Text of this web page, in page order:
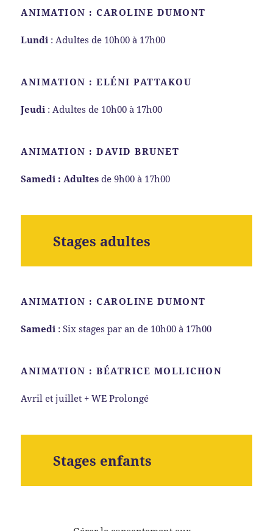
ANIMATION : CAROLINE DUMONT
Lundi : Adultes de 10h00 à 17h00
ANIMATION : ELÉNI PATTAKOU
Jeudi : Adultes de 10h00 à 17h00
ANIMATION : DAVID BRUNET
Samedi : Adultesde 9h00 à 17h00
Stages adultes
ANIMATION : CAROLINE DUMONT
Samedi : Six stages par an de 10h00 à 17h00
ANIMATION : BÉATRICE MOLLICHON
Avril et juillet + WE Prolongé
Stages enfants